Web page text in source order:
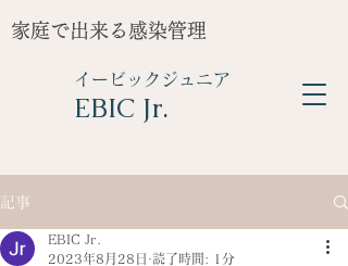
家庭で出来る感染管理
イービックジュニア
​EBIC Jr.
記事
EBIC Jr.
2023年8月28日
読了時間: 1分